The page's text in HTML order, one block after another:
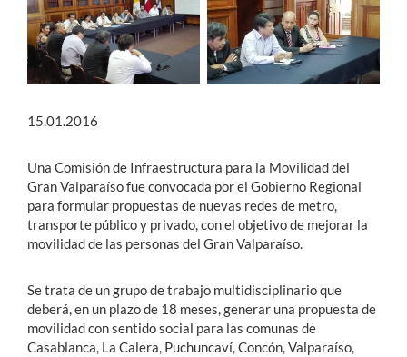
Funcionarios
Alumni
English
15.01.2016
Una Comisión de Infraestructura para la Movilidad del
Gran Valparaíso fue convocada por el Gobierno Regional
para formular propuestas de nuevas redes de metro,
transporte público y privado, con el objetivo de mejorar la
movilidad de las personas del Gran Valparaíso.
Se trata de un grupo de trabajo multidisciplinario que
deberá, en un plazo de 18 meses, generar una propuesta de
movilidad con sentido social para las comunas de
Casablanca, La Calera, Puchuncaví, Concón, Valparaíso,